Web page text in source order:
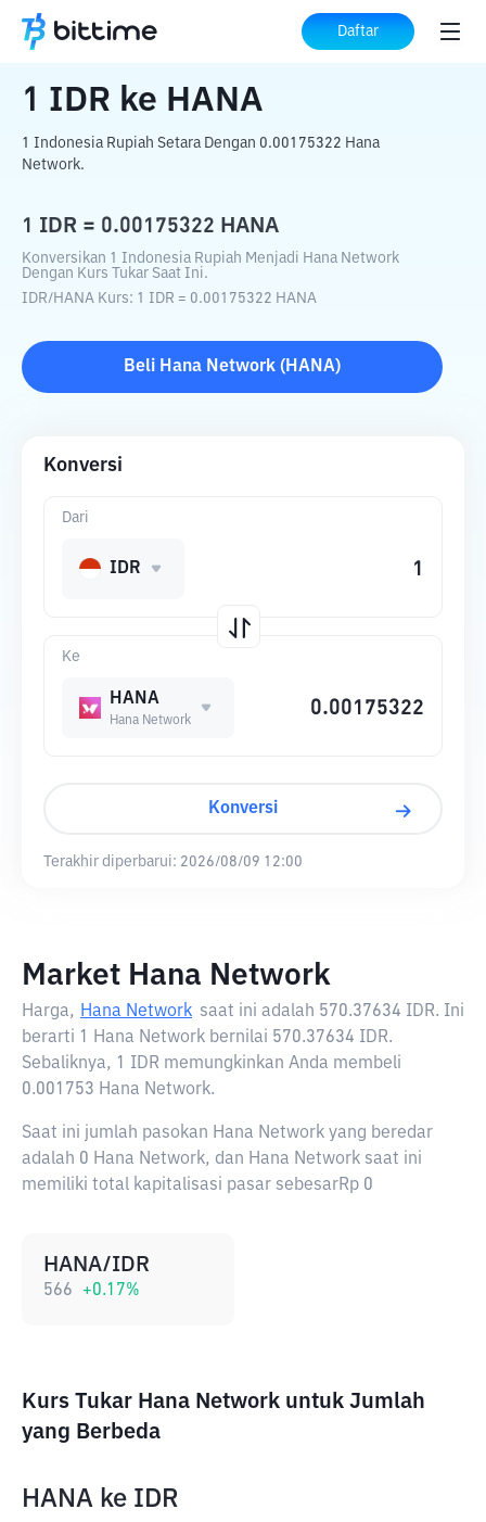
Daftar
Beranda Konverter Kripto ke HANA
1 IDR ke HANA
1 Indonesia Rupiah Setara Dengan 0.00175322 Hana
Network.
1 IDR = 0.00175322 HANA
Konversikan 1 Indonesia Rupiah Menjadi Hana Network
Dengan Kurs Tukar Saat Ini.
IDR/HANA Kurs: 1 IDR = 0.00175322 HANA
Beli Hana Network ( HANA)
Konversi
Ke
HANA
Hana Network
Dari
IDR
Konversi
Terakhir diperbarui: 2026/08/09 12:00
Market Hana Network
Harga, Hana Network saat ini adalah 570.37634 IDR. Ini
berarti 1 Hana Network bernilai 570.37634 IDR.
Sebaliknya, 1 IDR memungkinkan Anda membeli
0.001753 Hana Network.
Saat ini jumlah pasokan Hana Network yang beredar
adalah 0 Hana Network, dan Hana Network saat ini
memiliki total kapitalisasi pasar sebesarRp 0
HANA/IDR
566 +0.17%
Kurs Tukar Hana Network untuk Jumlah
yang Berbeda
HANA ke IDR